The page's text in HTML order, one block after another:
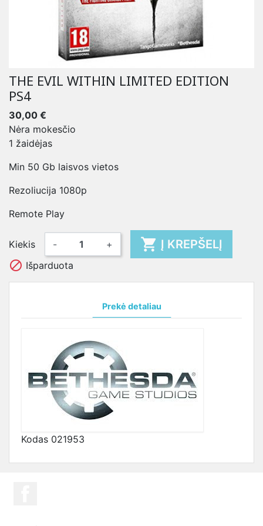
THE EVIL WITHIN LIMITED EDITION
PS4
30,00 €
Nėra mokesčio
1 žaidėjas
Min 50 Gb laisvos vietos
Rezoliucija 1080p
Remote Play
Kiekis - +  Į KREPŠELĮ
 Išparduota
Prekė detaliau
Kodas 021953